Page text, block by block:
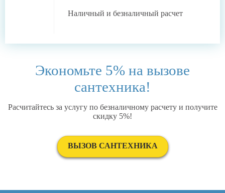
Наличный и безналичный расчет
Экономьте 5% на вызове
сантехника!
Расчитайтесь за услугу по безналичному расчету и получите
скидку 5%!
ВЫЗОВ САНТЕХНИКА